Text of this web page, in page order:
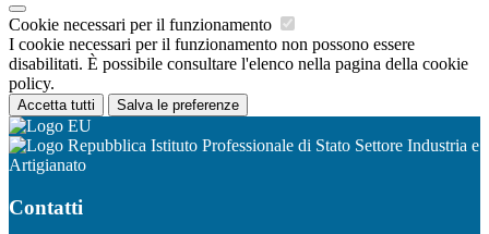
Cookie necessari per il funzionamento
I cookie necessari per il funzionamento non possono essere
disabilitati. È possibile consultare l'elenco nella pagina della cookie
policy.
Accetta tutti Salva le preferenze
Istituto Professionale di Stato Settore Industria e
Artigianato
Contatti